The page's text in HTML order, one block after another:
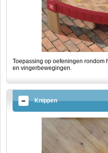
Toepassing op oefeningen
en vingerbewegingen.
Knippen